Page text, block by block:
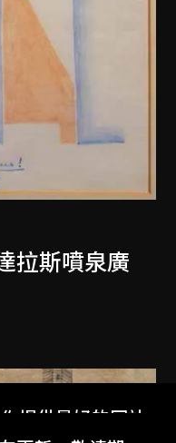
拉斯噴泉廣
提供最好的网站